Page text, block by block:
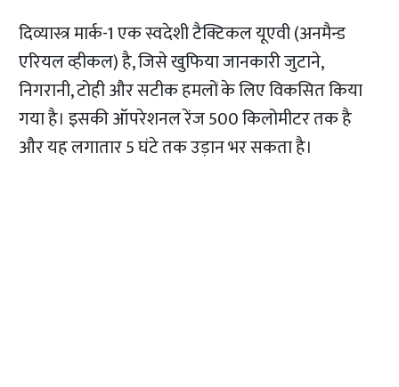
दिव्यास्त्र मार्क-1 एक स्वदेशी टैक्टिकल यूएवी (अनमैन्ड
एरियल व्हीकल) है, जिसे खुफिया जानकारी जुटाने,
निगरानी, टोही और सटीक हमलों के लिए विकसित किया
गया है। इसकी ऑपरेशनल रेंज 500 किलोमीटर तक है
और यह लगातार 5 घंटे तक उड़ान भर सकता है।